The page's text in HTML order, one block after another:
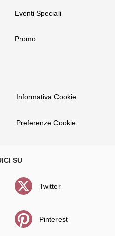
Eventi Speciali
Promo
Informativa Cookie
Preferenze Cookie
Twitter
Pinterest